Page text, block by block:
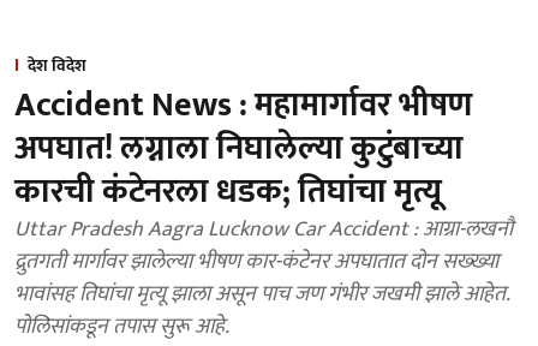
देश विदेश
Accident News : महामार्गावर भीषण
अपघात! लग्नाला निघालेल्या कुटुंबाच्या
कारची कंटेनरला धडक; तिघांचा मृत्यू
Uttar Pradesh Aagra Lucknow Car Accident : आग्रा-लखनौ
द्रुतगती मार्गावर झालेल्या भीषण कार-कंटेनर अपघातात दोन सख्ख्या
भावांसह तिघांचा मृत्यू झाला असून पाच जण गंभीर जखमी झाले आहेत.
पोलिसांकडून तपास सुरू आहे.